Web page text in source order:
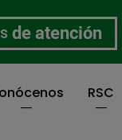
de atención
RSC